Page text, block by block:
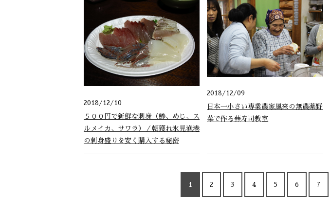
2018/12/10
５００円で新鮮な刺身（鯵、めじ、ス
ルメイカ、サワラ）／朝獲れ氷見漁港
の刺身盛りを安く購入する秘密
2018/12/09
日本一小さい専業農家風来の無農薬野
菜で作る蕪寿司教室
1 2 3 4 5 6 7